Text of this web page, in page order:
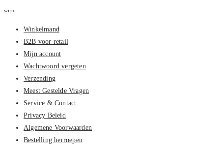
wijn
Winkelmand
B2B voor retail
Mijn account
Wachtwoord vergeten
Verzending
Meest Gestelde Vragen
Service & Contact
Privacy Beleid
Algemene Voorwaarden
Bestelling herroepen